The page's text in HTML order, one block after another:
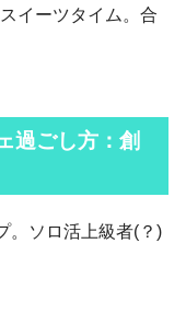
イーツタイム。合
過ごし方：創
。ソロ活上級者(？)